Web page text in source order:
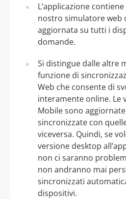
L’applicazione
nostro simulatore web
aggiornata su tutti i
domande.
Si distingue dalle altre
funzione di
Web che consente di
interamente online. Le
Mobile sono
sincronizzate con
viceversa. Quindi, se
versione desktop
non ci saranno
non andranno mai
sincronizzati
dispositivi.